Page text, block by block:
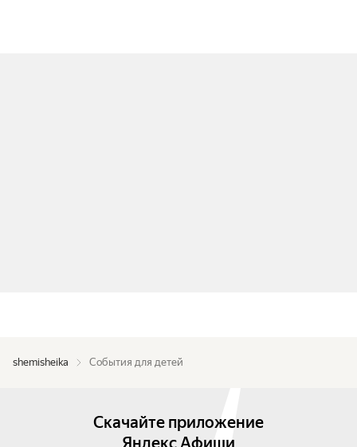
shemisheika События для детей
Скачайте приложение
Яндекс Афиши